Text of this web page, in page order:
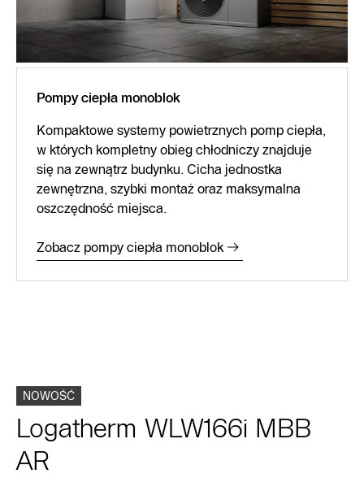
Pompy ciepła monoblok
Kompaktowe systemy powietrznych pomp ciepła,
w których kompletny obieg chłodniczy znajduje
się na zewnątrz budynku. Cicha jednostka
zewnętrzna, szybki montaż oraz maksymalna
oszczędność miejsca.
Zobacz pompy ciepła monoblok
NOWOŚĆ
Logatherm WLW166i MBB
AR